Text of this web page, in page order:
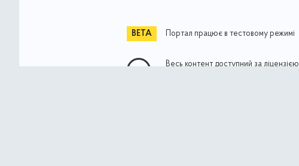
Портал працює в тестовому режимі
Весь контент доступний за ліцензією